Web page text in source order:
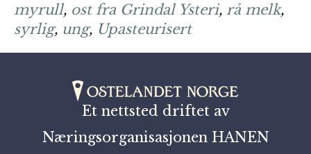
myrull, ost fra Grindal Ysteri, rå melk,
syrlig, ung, Upasteurisert
Et nettsted driftet av
Næringsorganisasjonen HANEN